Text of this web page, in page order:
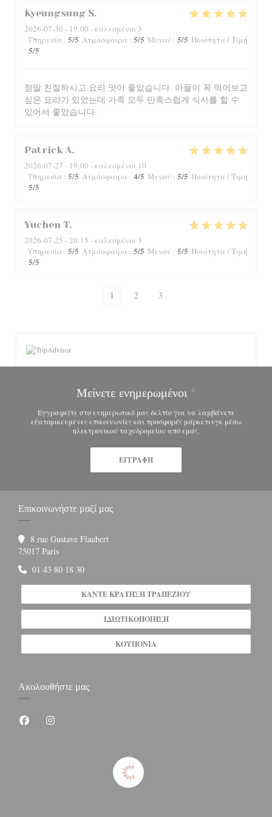
Kyeungsung S
2026-07-30 - 19:00 - καλεσμένοι 3
Υπηρεσία : 5/5 Ατμόσφαιρα : 5/5 Μενού : 5/5 Ποιότητα / Τιμή
: 5/5
정말 친절하시고 요리 맛이 좋았습니다. 아들이 꼭 먹어보고
싶은 요리가 있었는데 가족 모두 만족스럽게 식사를 할 수
있어서 좋았습니다.
Patrick A
2026-07-27 - 19:00 - καλεσμένοι 10
Υπηρεσία : 5/5 Ατμόσφαιρα : 4/5 Μενού : 5/5 Ποιότητα / Τιμή
: 5/5
Yuchen T
2026-07-25 - 20:15 - καλεσμένοι 3
Υπηρεσία : 5/5 Ατμόσφαιρα : 5/5 Μενού : 5/5 Ποιότητα / Τιμή
: 5/5
1 2 3
Μείνετε ενημερωμένοι *
Εγγραφείτε στο ενημερωτικό μας δελτίο για να λαμβάνετε
εξατομικευμένες επικοινωνίες και προσφορές μάρκετινγκ μέσω
ηλεκτρονικού ταχυδρομείου από εμάς.
ΕΓΓΡΑΦΉ
Επικοινωνήστε μαζί μας
8 rue Gustave Flaubert
75017 Paris((ανοίγει σε νέο παράθυρο))
01 43 80 18 30
ΚΆΝΤΕ ΚΡΆΤΗΣΗ ΤΡΑΠΕΖΙΟΎ
ΙΔΙΩΤΙΚΟΠΟΊΗΣΗ
ΚΟΥΠΌΝΙΑ
Ακολουθήστε μας
Facebook ((ανοίγει σε νέο παράθυρο))
Instagram ((ανοίγει σε νέο παράθυρο))